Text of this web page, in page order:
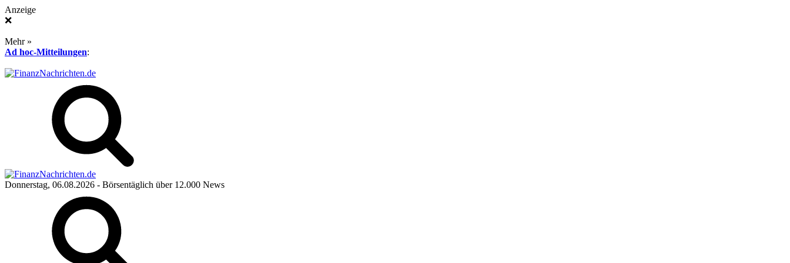
Anzeige
❌
Mehr »
Ad hoc-Mitteilungen:
Donnerstag, 06.08.2026 - Börsentäglich über 12.000 News